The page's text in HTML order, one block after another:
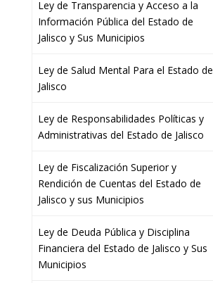
Ley de Transparencia y Acceso a la
Información Pública del Estado de
Jalisco y Sus Municipios
Ley de Salud Mental Para el Estado de
Jalisco
Ley de Responsabilidades Políticas y
Administrativas del Estado de Jalisco
Ley de Fiscalización Superior y
Rendición de Cuentas del Estado de
Jalisco y sus Municipios
Ley de Deuda Pública y Disciplina
Financiera del Estado de Jalisco y Sus
Municipios